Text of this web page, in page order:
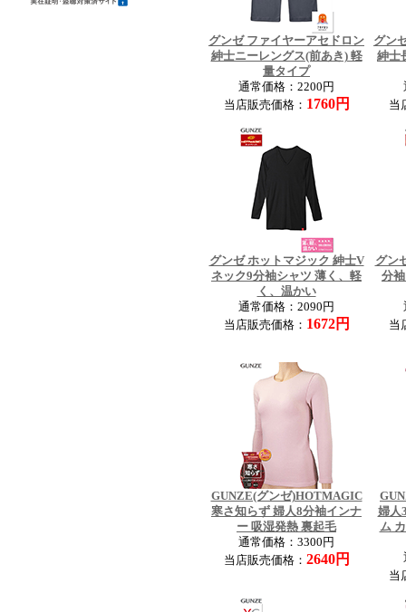
グンゼ ファイヤーアセドロン
紳士ニーレングス(前あき) 軽
量タイプ
通常価格：2200円
当店販売価格： 1760円
グン
紳士
当
グンゼ ホットマジック 紳士V
ネック9分袖シャツ 薄く、軽
く、温かい
通常価格：2090円
当店販売価格： 1672円
グン
分
当
GUNZE(グンゼ)HOTMAGIC
寒さ知らず 婦人8分袖インナ
ー 吸湿発熱 裏起毛
通常価格：3300円
当店販売価格： 2640円
婦人
ム
当